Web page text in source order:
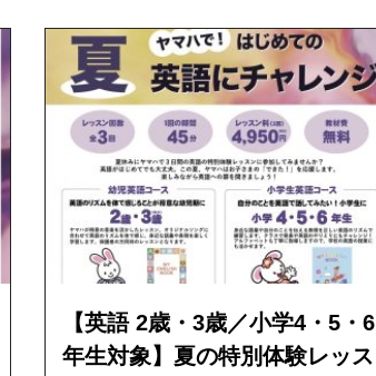
【英語 2歳・3歳／小学4・5・6
年生対象】夏の特別体験レッス